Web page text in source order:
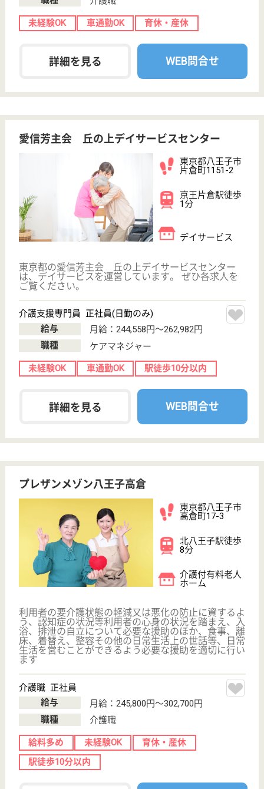
介護の転職支援サービスお申込み
簡単30秒登録
保有資格を選択してくださ
保有資格
実務者研修
(ヘルパー1級)
介護福祉士 社会福祉士
ケアマネジャー PT
OT
次のステップへ
誕生年を
誕生年 必須
次のステッ
サービス紹介
公式LINE＠
お役立ち情報
転職ノウハウ
介護転職お悩み相談室
介護業界給与データ
転職事例